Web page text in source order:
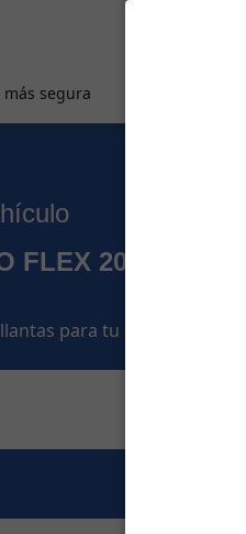
más segura
FLEX 2010
para tu auto